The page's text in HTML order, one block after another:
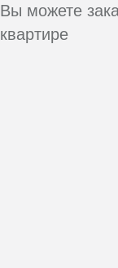
Вы можете
квартире